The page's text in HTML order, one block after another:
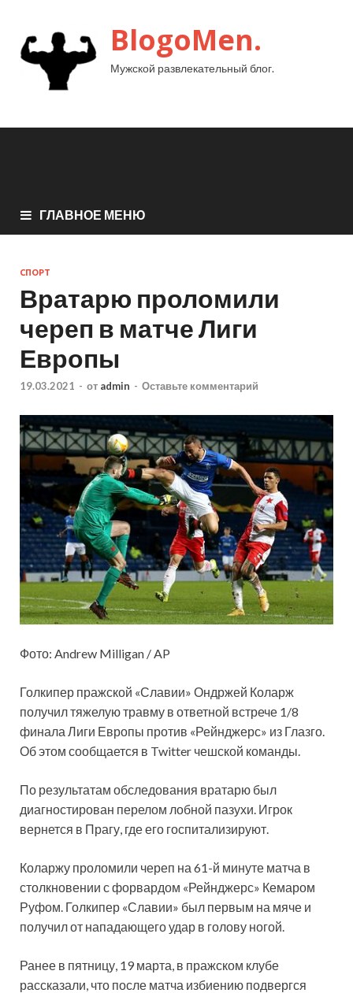
BlogoMen.
Мужской развлекательный блог.
ГЛАВНОЕ МЕНЮ
СПОРТ
Вратарю проломили
череп в матче Лиги
Европы
19.03.2021 - от admin - Оставьте комментарий
Фото: Andrew Milligan / AP
Голкипер пражской «Славии» Ондржей Коларж
получил тяжелую травму в ответной встрече 1/8
финала Лиги Европы против «Рейнджерс» из Глазго.
Об этом сообщается в Twitter чешской команды.
По результатам обследования вратарю был
диагностирован перелом лобной пазухи. Игрок
вернется в Прагу, где его госпитализируют.
Коларжу проломили череп на 61-й минуте матча в
столкновении с форвардом «Рейнджерс» Кемаром
Руфом. Голкипер «Славии» был первым на мяче и
получил от нападающего удар в голову ногой.
Ранее в пятницу, 19 марта, в пражском клубе
рассказали, что после матча избиению подвергся